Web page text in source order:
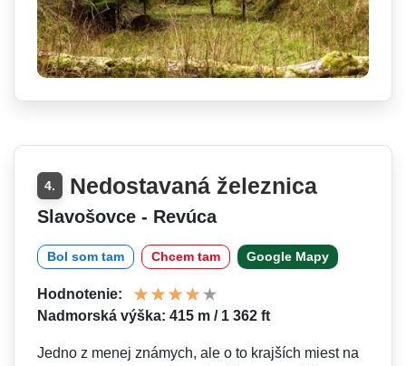
4. Nedostavaná železnica
Slavošovce - Revúca
Bol som tam Chcem tam Google Mapy
Hodnotenie:
Nadmorská výška: 415 m / 1 362 ft
Jedno z menej známych, ale o to krajších miest na